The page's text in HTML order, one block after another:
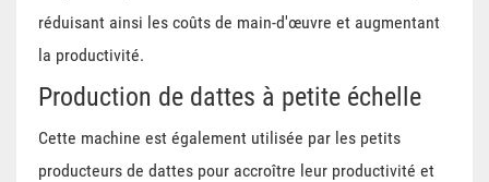
réduisant ainsi les coûts de main-d'œuvre et augmentant
la productivité.
Production de dattes à petite échelle
Cette machine est également utilisée par les petits
producteurs de dattes pour accroître leur productivité et